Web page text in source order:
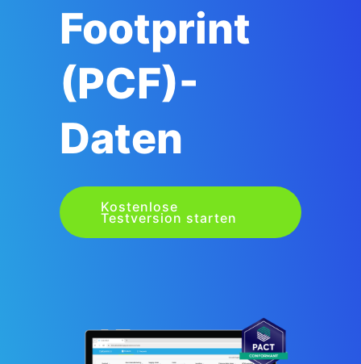
Footprint
(PCF)-
Daten
Kostenlose
Testversion starten